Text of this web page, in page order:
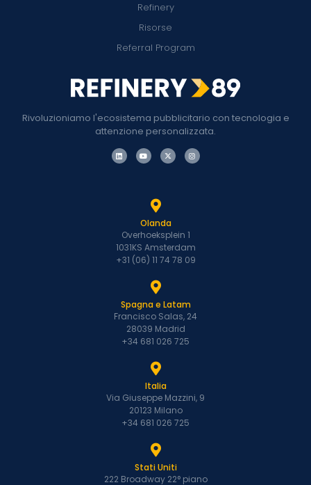
Rivoluzioniamo l'ecosistema pubblicitario con tecnologia e
attenzione personalizzata.
Refinery
Risorse
Referral Program
Olanda
Overhoeksplein 1
1031KS Amsterdam
+31 (06) 11 74 78 09
Spagna e Latam
Francisco Salas, 24
28039 Madrid
+34 681 026 725
Italia
Via Giuseppe Mazzini, 9
20123 Milano
+34 681 026 725
Stati Uniti
222 Broadway 22° piano